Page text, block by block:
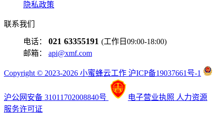
隐私政策
联系我们
电话： 021 63355191 (工作日09:00-18:00)
邮箱： api@xmf.com
Copyright © 2023-2026 小蜜蜂云工作 沪ICP备19037661号-1
沪公网安备 31011702008840号 电子营业执照 人力资源
服务许可证